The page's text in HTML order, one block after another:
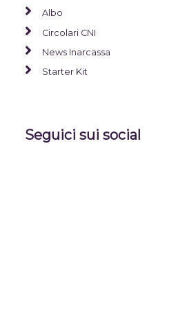
Albo
Circolari CNI
News Inarcassa
Starter Kit
Seguici sui social